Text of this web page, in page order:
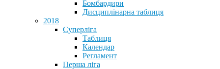
Бомбардири
Дисциплінарна таблиця
2018
Суперліга
Таблиця
Календар
Регламент
Перша ліга